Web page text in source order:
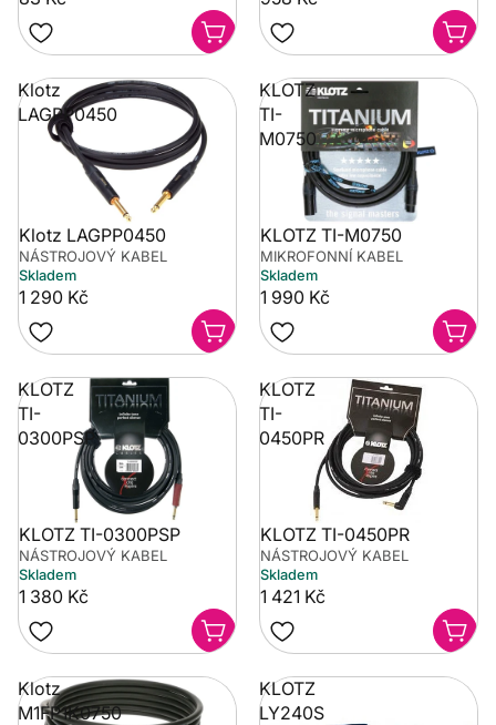
Klotz
LAGPP0450
Klotz LAGPP0450
NÁSTROJOVÝ KABEL
Skladem
1 290 Kč
KLOTZ
TI-
M0750
KLOTZ TI-M0750
MIKROFONNÍ KABEL
Skladem
1 990 Kč
KLOTZ
TI-
0300PSP
KLOTZ TI-0300PSP
NÁSTROJOVÝ KABEL
Skladem
1 380 Kč
KLOTZ
TI-
0450PR
KLOTZ TI-0450PR
NÁSTROJOVÝ KABEL
Skladem
1 421 Kč
Klotz
M1FP1K0750
KLOTZ
LY240S